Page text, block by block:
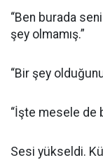
“Ben burada
şey olmamış.”
“Bir şey
“İşte mesele de
Sesi yükseldi.